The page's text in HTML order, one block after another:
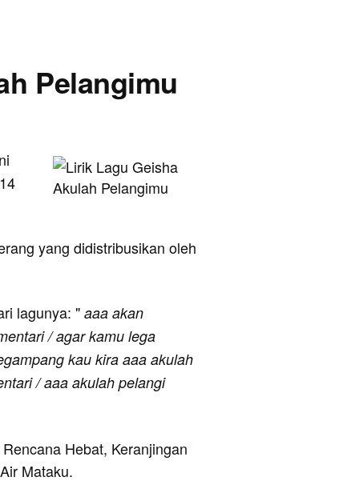
Pelangimu
yang didistribusikan oleh
lagunya: " aaa akan
/ agar kamu lega
kau kira aaa akulah
/ aaa akulah pelangi
Hebat, Keranjingan
Mataku.